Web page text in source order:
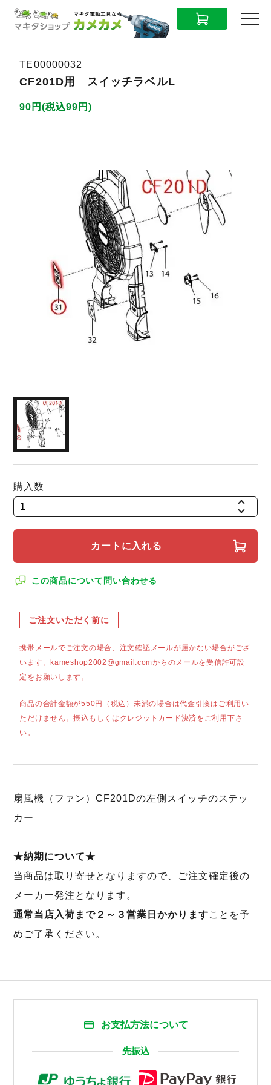
CART MENU
TE00000032
CF201D用 スイッチラベルL
90円(税込99円)
購入数
+
カートに入れる
この商品について問い合わせる
ご注文いただく前に
携帯メールでご注文の場合、注文確認メールが届かない場合がござ
います。kameshop2002@gmail.comからのメールを受信許可設
定をお願いします。
商品の合計金額が550円（税込）未満の場合は代金引換はご利用い
ただけません。振込もしくはクレジットカード決済をご利用下さ
い。
扇風機（ファン）CF201Dの左側スイッチのステッ
カー
★納期について★
当商品は取り寄せとなりますので、ご注文確定後の
メーカー発注となります。
通常当店入荷まで２～３営業日かかりますことを予
めご了承ください。
お支払方法について
先振込